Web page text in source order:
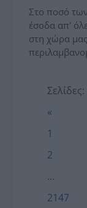
Στο ποσό
έσοδα απ'
στη χώρα
Σελίδες:
«
1
2
...
2147